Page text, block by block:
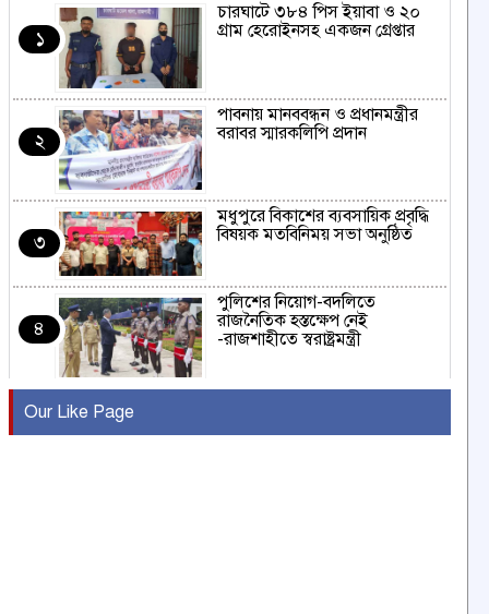
১
চারঘাটে ৩৮৪ পিস ইয়াবা ও ২০
গ্রাম হেরোইনসহ একজন গ্রেপ্তার
২
পাবনায় মানববন্ধন ও প্রধানমন্ত্রীর
বরাবর স্মারকলিপি প্রদান
৩
মধুপুরে বিকাশের ব্যবসায়িক প্রবৃদ্ধি
বিষয়ক মতবিনিময় সভা অনুষ্ঠিত
৪
পুলিশের নিয়োগ-বদলিতে
রাজনৈতিক হস্তক্ষেপ নেই
-রাজশাহীতে স্বরাষ্ট্রমন্ত্রী
৫
Our Like Page